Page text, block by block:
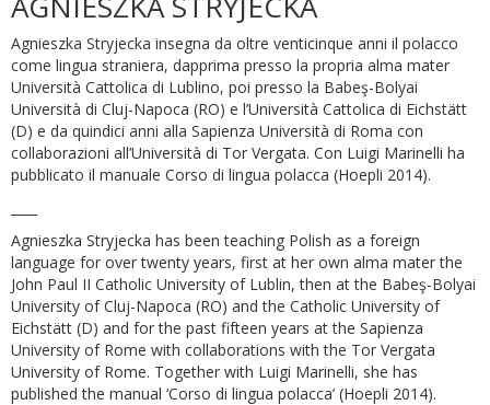
Agnieszka Stryjecka insegna da oltre venticinque anni il polacco
come lingua straniera, dapprima presso la propria alma mater
Università Cattolica di Lublino, poi presso la Babeş-Bolyai
Università di Cluj-Napoca (RO) e l’Università Cattolica di Eichstätt
(D) e da quindici anni alla Sapienza Università di Roma con
collaborazioni all’Università di Tor Vergata. Con Luigi Marinelli ha
pubblicato il manuale Corso di lingua polacca (Hoepli 2014).
Agnieszka Stryjecka has been teaching Polish as a foreign
language for over twenty years, first at her own alma mater the
John Paul II Catholic University of Lublin, then at the Babeş-Bolyai
University of Cluj-Napoca (RO) and the Catholic University of
Eichstätt (D) and for the past fifteen years at the Sapienza
University of Rome with collaborations with the Tor Vergata
University of Rome. Together with Luigi Marinelli, she has
published the manual ‘Corso di lingua polacca’ (Hoepli 2014).